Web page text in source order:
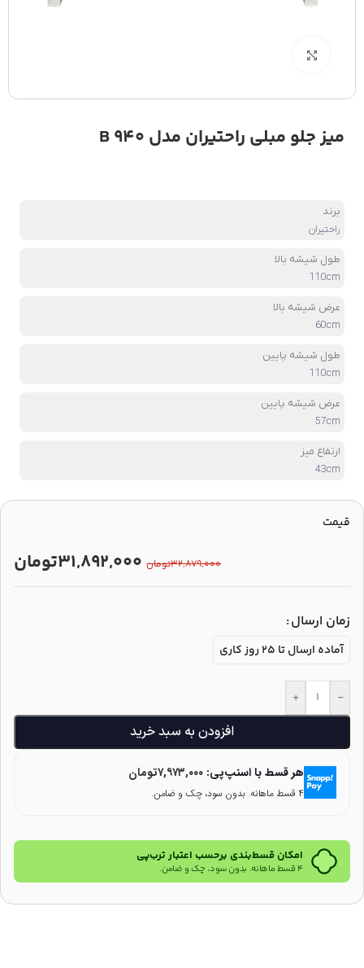
میز جلو مبلی راحتیران مدل B 940
برند
راحتیران
طول شیشه بالا
110cm
عرض شیشه بالا
60cm
طول شیشه پایین
110cm
عرض شیشه پایین
57cm
ارتفاع میز
43cm
قیمت
۳۲,۸۷۹,۰۰۰تومان ۳۱,۸۹۲,۰۰۰تومان
زمان ارسال
آماده ارسال تا 25 روز کاری
-
+
افزودن به سبد خرید
هر قسط با اسنپ‌پی: ۷,۹۷۳,۰۰۰تومان
۴ قسط ماهانه. بدون سود، چک و ضامن.
امکان قسط‌بندی برحسب اعتبار ترب‌پی
۴ قسط ماهانه. بدون سود، چک و ضامن.